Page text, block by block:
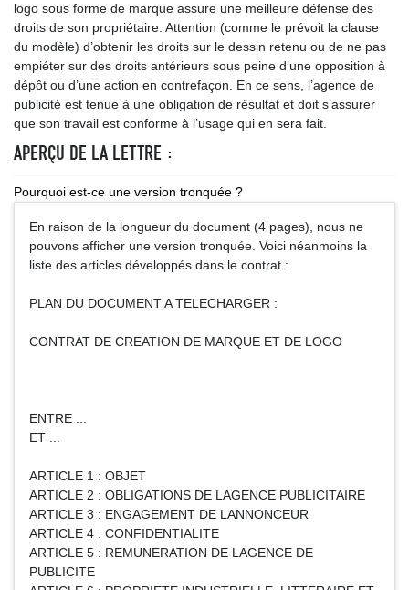
logo sous forme de marque assure une meilleure défense des
droits de son propriétaire. Attention (comme le prévoit la clause
du modèle) d’obtenir les droits sur le dessin retenu ou de ne pas
empiéter sur des droits antérieurs sous peine d’une opposition à
dépôt ou d’une action en contrefaçon. En ce sens, l’agence de
publicité est tenue à une obligation de résultat et doit s’assurer
que son travail est conforme à l’usage qui en sera fait.
APERÇU DE LA LETTRE :
Pourquoi est-ce une version tronquée ?
En raison de la longueur du document (4 pages), nous ne
pouvons afficher une version tronquée. Voici néanmoins la
liste des articles développés dans le contrat :
PLAN DU DOCUMENT A TELECHARGER :
CONTRAT DE CREATION DE MARQUE ET DE LOGO
ENTRE ...
ET ...
ARTICLE 1 : OBJET
ARTICLE 2 : OBLIGATIONS DE LAGENCE PUBLICITAIRE
ARTICLE 3 : ENGAGEMENT DE LANNONCEUR
ARTICLE 4 : CONFIDENTIALITE
ARTICLE 5 : REMUNERATION DE LAGENCE DE
PUBLICITE